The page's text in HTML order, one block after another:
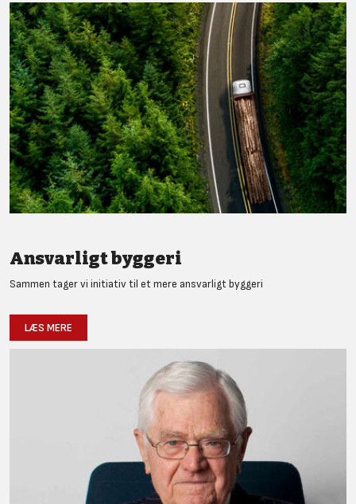
Ansvarligt byggeri
Sammen tager vi initiativ til et mere ansvarligt byggeri
LÆS MERE